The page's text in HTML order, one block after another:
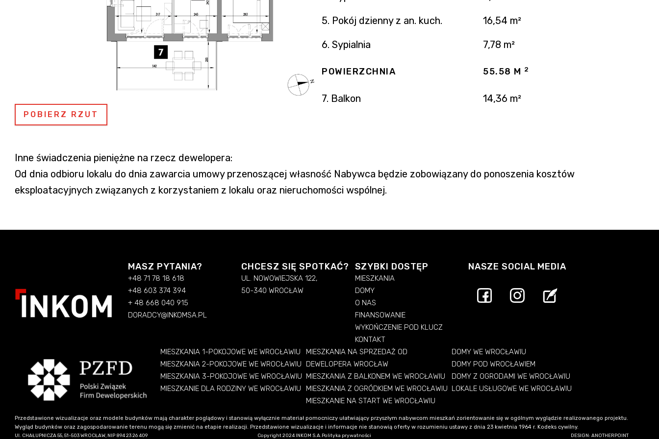
POBIERZ RZUT
5. Pokój dzienny z an. kuch. 16,54 m²
6. Sypialnia 7,78 m²
POWIERZCHNIA 55.58 M 2
7. Balkon 14,36 m²
Inne świadczenia pieniężne na rzecz dewelopera:
Od dnia odbioru lokalu do dnia zawarcia umowy przenoszącej własność Nabywca będzie zobowiązany do ponoszenia kosztów
eksploatacyjnych związanych z korzystaniem z lokalu oraz nieruchomości wspólnej.
MASZ PYTANIA?
+48 71 78 18 618
+48 603 374 394
+ 48 668 040 915
DORADCY@INKOMSA.PL
CHCESZ SIĘ SPOTKAĆ?
UL. NOWOWIEJSKA 122,
50-340 WROCŁAW
SZYBKI DOSTĘP
MIESZKANIA
DOMY
O NAS
FINANSOWANIE
WYKOŃCZENIE POD KLUCZ
KONTAKT
NASZE SOCIAL MEDIA
MIESZKANIA 1-POKOJOWE WE WROCŁAWIU
MIESZKANIA 2-POKOJOWE WE WROCŁAWIU
MIESZKANIA 3-POKOJOWE WE WROCŁAWIU
MIESZKANIE DLA RODZINY WE WROCŁAWIU
MIESZKANIA NA SPRZEDAŻ OD
DEWELOPERA WROCŁAW
MIESZKANIA Z BALKONEM WE WROCŁAWIU
MIESZKANIA Z OGRÓDKIEM WE WROCŁAWIU
MIESZKANIE NA START WE WROCŁAWIU
DOMY WE WROCŁAWIU
DOMY POD WROCŁAWIEM
DOMY Z OGRODAMI WE WROCŁAWIU
LOKALE USŁUGOWE WE WROCŁAWIU
Przedstawione wizualizacje oraz modele budynków mają charakter poglądowy i stanowią wyłącznie materiał pomocniczy ułatwiający przyszłym nabywcom mieszkań zorientowanie się w ogólnym wyglądzie realizowanego projektu.
Wygląd budynków oraz zagospodarowanie terenu mogą się zmienić na etapie realizacji. Przedstawione wizualizacje i informacje nie stanowią oferty w rozumieniu ustawy z dnia 23 kwietnia 1964 r. Kodeks cywilny.
Ul. CHAŁUPNICZA 55, 51-503 WROCŁAW, NIP 894 23 26 409 Copyright 2024 INKOM S.A.Polityka prywatności DESIGN: ANOTHERPOINT